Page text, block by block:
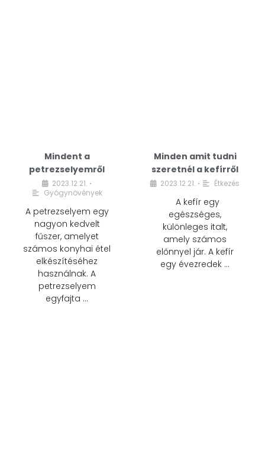
Mindent a
petrezselyemről
2023.12.21. •
Gyógynövények
A petrezselyem egy
nagyon kedvelt
fűszer, amelyet
számos konyhai étel
elkészítéséhez
használnak. A
petrezselyem
egyfajta …
Minden amit tudni
szeretnél a kefírről
2023.12.21. • Étkezés
A kefír egy
egészséges,
különleges italt,
amely számos
előnnyel jár. A kefír
egy évezredek …